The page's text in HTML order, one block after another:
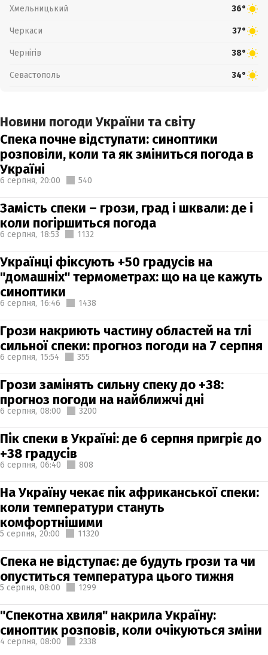
Хмельницький 36°
Черкаси 37°
Чернігів 38°
Севастополь 34°
Новини погоди України та світу
Спека почне відступати: синоптики
розповіли, коли та як зміниться погода в
Україні
6 серпня, 20:00 540
Замість спеки – грози, град і шквали: де і
коли погіршиться погода
6 серпня, 18:53 1132
Українці фіксують +50 градусів на
"домашніх" термометрах: що на це кажуть
синоптики
6 серпня, 16:46 1438
Грози накриють частину областей на тлі
сильної спеки: прогноз погоди на 7 серпня
6 серпня, 15:54 355
Грози замінять сильну спеку до +38:
прогноз погоди на найближчі дні
6 серпня, 08:00 3200
Пік спеки в Україні: де 6 серпня пригріє до
+38 градусів
6 серпня, 06:40 808
На Україну чекає пік африканської спеки:
коли температури стануть
комфортнішими
5 серпня, 20:00 11320
Спека не відступає: де будуть грози та чи
опуститься температура цього тижня
5 серпня, 08:00 1299
"Спекотна хвиля" накрила Україну:
синоптик розповів, коли очікуються зміни
4 серпня, 08:00 2338